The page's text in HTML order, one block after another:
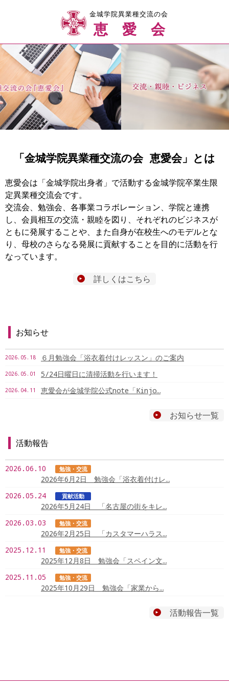
金城学院異業種交流の会
恵愛会
「金城学院異業種交流の会 恵愛会」とは
恵愛会は「金城学院出身者」で活動する金城学院卒業生限
定異業種交流会です。
交流会、勉強会、各事業コラボレーション、学院と連携
し、会員相互の交流・親睦を図り、それぞれのビジネスが
ともに発展することや、また自身が在校生へのモデルとな
り、母校のさらなる発展に貢献することを目的に活動を行
なっています。
詳しくはこちら
お知らせ
2026.05.18 ６月勉強会「浴衣着付けレッスン」のご案内
2026.05.01 5/24日曜日に清掃活動を行います！
2026.04.11 恵愛会が金城学院公式note「Kinjo…
お知らせ一覧
活動報告
2026.06.10 勉強・交流
2026年6月2日 勉強会「浴衣着付けレ…
2026.05.24
貢献活動
2026年5月24日 「名古屋の街をキレ…
2026.03.03
勉強・交流
2026年2月25日 「カスタマーハラス…
2025.12.11
勉強・交流
2025年12月8日 勉強会「スペイン文…
2025.11.05
勉強・交流
2025年10月29日 勉強会「家業から…
活動報告一覧